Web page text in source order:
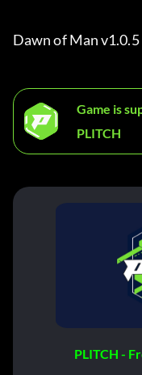
Dawn of Man
Game is
PLITCH
PLITCH -